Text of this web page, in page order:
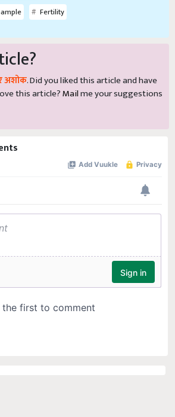
Fertility
अशोक. Did you liked this article and have
this article?Mailme your suggestions